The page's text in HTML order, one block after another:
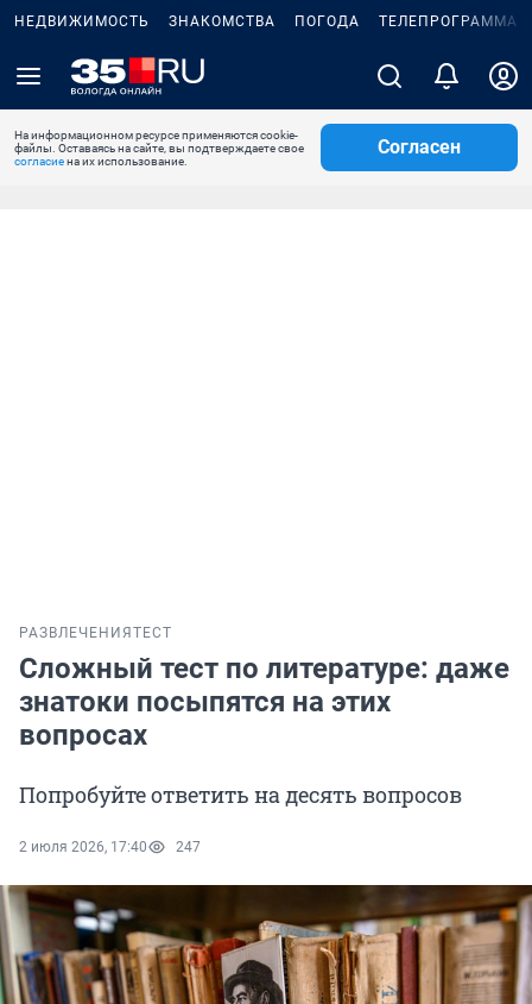
НЕДВИЖИМОСТЬ ЗНАКОМСТВА ПОГОДА ТЕЛЕПРОГРАММА
На информационном ресурсе применяются cookie-
файлы. Оставаясь на сайте, вы подтверждаете свое
согласиена их использование.
Согласен
РАЗВЛЕЧЕНИЯ ТЕСТ
Сложный тест по литературе: даже
знатоки посыпятся на этих
вопросах
Попробуйте ответить на десять вопросов
2 июля 2026, 17:40 247